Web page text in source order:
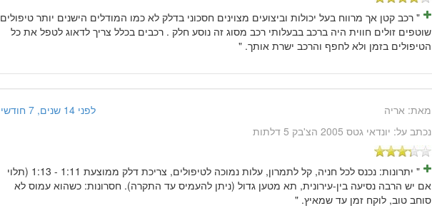
" רכב קטן אך מרווח בעל יכולות וביצועים מצוינים חסכוני בדלק לא כמו המודלים הישנים יותר טיפולים
שוטפים זולים חווית היה ברכב בבעלותי רכב מסוג זה נוסע חלק . רכבים בכלל צריך לדאוג לטפל את כל
הטיפולים בזמן ולא לחפף והרכב ישרת אותך. "
מאת:אריה
לפני 14 שנים, 7 חודשים
נכתב על: יונדאי גטס 2005 הצ'בק 5 דלתות
" יתרונות: נכנס לכל חניה, קל לתמרון, עלות נמוכה לטיפולים, צריכת דלק ממוצעת 1:11 - 1:13 (תלוי
אם יש הרבה נסיעה בין-עירונית, תא מטען גדול (ניתן להעמיס עד התקרה). חסרונות: כשהוא עמוס לא
סוחב טוב, לוקח זמן עד שמאיץ. "